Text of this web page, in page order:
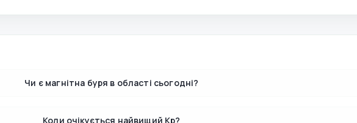
Чи є магнітна буря в області сьогодні?
Коли очікується найвищий Kp?